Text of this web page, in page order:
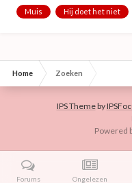
belangrijks a...
Muis Hij doet het niet
Home Zoeken
IPS Themeby
Powered
Forums Ongelezen